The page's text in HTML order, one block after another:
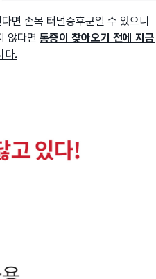
면 손목 터널증후군일 수 있으니
않다면 통증이 찾아오기 전에 지금
다.